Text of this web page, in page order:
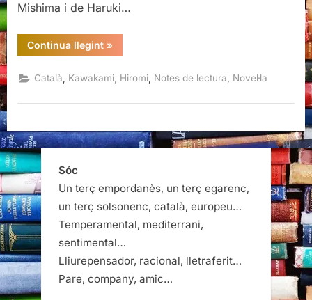
Mishima i de Haruki…
Continua llegint“Manazuru.
Una
d’amor,
Hiromi
»
Català Kawakami, Hiromi Notes de lectura Novel·la
Sóc
Un terç empordanès, un terç egarenc,
un terç solsonenc, català, europeu…
Temperamental, mediterrani,
sentimental…
Lliurepensador, racional, lletraferit…
Pare, company, amic…